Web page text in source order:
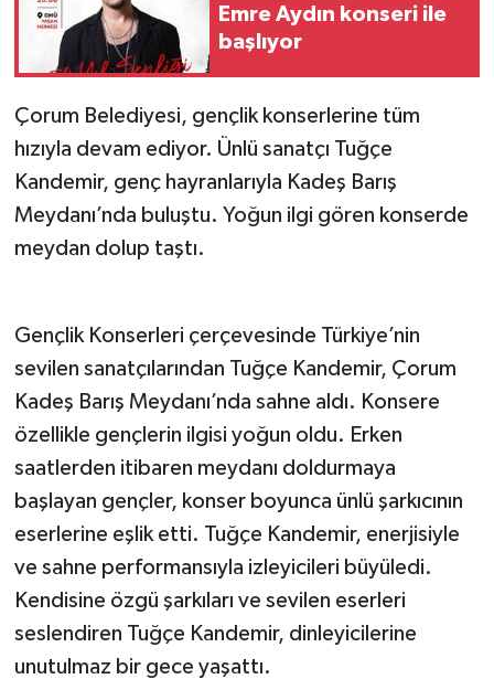
Emre Aydın konseri ile
başlıyor
Çorum Belediyesi, gençlik konserlerine tüm
hızıyla devam ediyor. Ünlü sanatçı Tuğçe
Kandemir, genç hayranlarıyla Kadeş Barış
Meydanı’nda buluştu. Yoğun ilgi gören konserde
meydan dolup taştı.
Gençlik Konserleri çerçevesinde Türkiye’nin
sevilen sanatçılarından Tuğçe Kandemir, Çorum
Kadeş Barış Meydanı’nda sahne aldı. Konsere
özellikle gençlerin ilgisi yoğun oldu. Erken
saatlerden itibaren meydanı doldurmaya
başlayan gençler, konser boyunca ünlü şarkıcının
eserlerine eşlik etti. Tuğçe Kandemir, enerjisiyle
ve sahne performansıyla izleyicileri büyüledi.
Kendisine özgü şarkıları ve sevilen eserleri
seslendiren Tuğçe Kandemir, dinleyicilerine
unutulmaz bir gece yaşattı.